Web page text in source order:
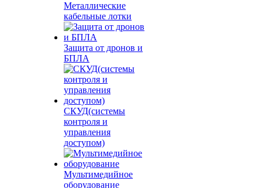
Металлические
кабельные лотки
Защита от дронов и
БПЛА
СКУД(системы
контроля и
управления
доступом)
Мультимедийное
оборудование